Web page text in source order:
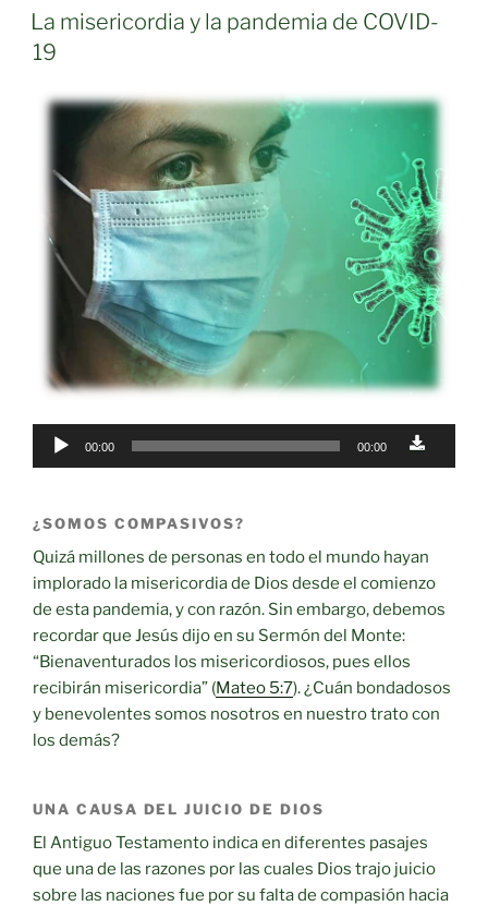
ON
La misericordia y la pandemia de COVID-
19
Audio
00:00 00:00
¿SOMOS COMPASIVOS?
Quizá millones de personas en todo el mundo hayan
implorado la misericordia de Dios desde el comienzo
de esta pandemia, y con razón. Sin embargo, debemos
recordar que Jesús dijo en su Sermón del Monte:
“Bienaventurados los misericordiosos, pues ellos
recibirán misericordia” (Mateo 5:7). ¿Cuán bondadosos
y benevolentes somos nosotros en nuestro trato con
los demás?
UNA CAUSA DEL JUICIO DE DIOS
El Antiguo Testamento indica en diferentes pasajes
que una de las razones por las cuales Dios trajo juicio
sobre las naciones fue por su falta de compasión hacia